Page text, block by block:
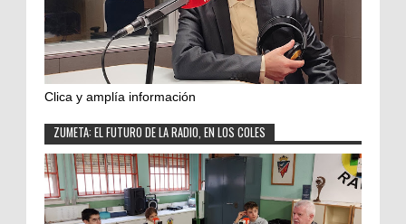
Clica y amplía información
ZUMETA: EL FUTURO DE LA RADIO, EN LOS COLES